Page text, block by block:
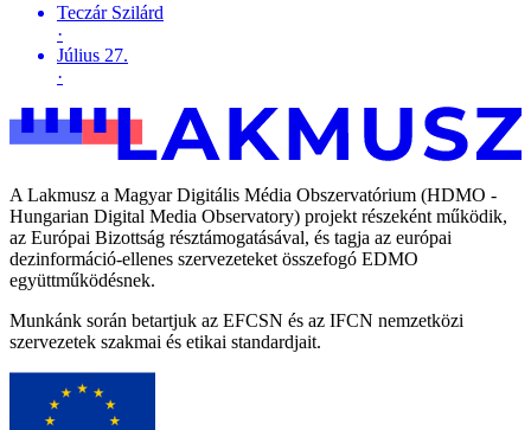
Teczár Szilárd
·
Július 27.
·
A Lakmusz a Magyar Digitális Média Obszervatórium (HDMO -
Hungarian Digital Media Observatory) projekt részeként működik,
az Európai Bizottság résztámogatásával, és tagja az európai
dezinformáció-ellenes szervezeteket összefogó EDMO
együttműködésnek.
Munkánk során betartjuk az EFCSN és az IFCN nemzetközi
szervezetek szakmai és etikai standardjait.